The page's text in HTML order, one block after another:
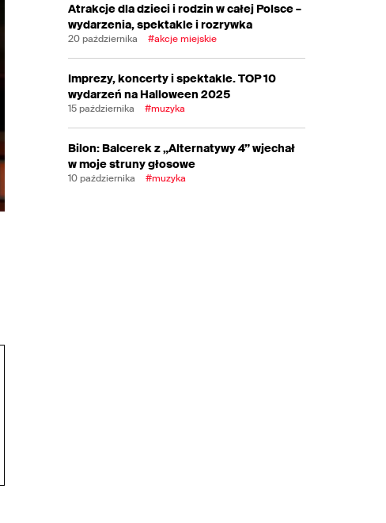
Atrakcje dla dzieci i rodzin w całej Polsce –
wydarzenia, spektakle i rozrywka
20 października #akcje miejskie
Imprezy, koncerty i spektakle. TOP 10
wydarzeń na Halloween 2025
15 października #muzyka
Bilon: Balcerek z „Alternatywy 4” wjechał
w moje struny głosowe
10 października #muzyka